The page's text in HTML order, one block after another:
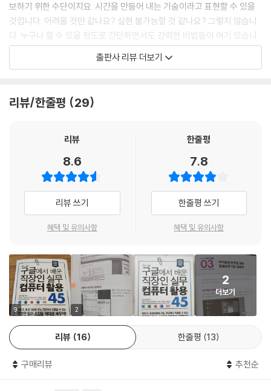
18 강력한 비밀번호 저장 및 관리 방법 · 83
_ 크롬에서 강력한 비밀번호 만들고 저장하기 · 83
_ 엣지에서 비밀번호 관리하기 · 86
[CHAPTER 4 지금 바로 사용할 수 있는 평생 테크닉]
_ A4 용지 1장에 모아서 인쇄하기 · 98
21 간편하게 이미지 처리하고 화면 캡처하기 · 101
_ 사진 프로그램으로 이미지 편집 및 보정하기 · 101
_ 손쉽게 화면 캡처하기 · 103
[CHAPTER 5 설득력 있는 파워포인트 슬라이드 만들기]
23 이해하기 쉬운 슬라이드를 만드는 7가지 원칙 · 109
24 글꼴은 크기, 굵기, 색으로 꾸미자 · 113
25 깔끔하게 정렬하고 충분한 여백을 두자 · 117
_ 스마트 가이드를 참고해 배치하기 · 117
_ 개체 정렬하기 · 118
보하기 위한 수단이지요. 시간을 만들어 내는 기술이라고 표현할 수 있을
것입니다. 어려울 것만 같나요? 실현 불가능할 것 같나요? 그렇지 않습니
다. 누구나 할 수 있을 정도로 간단하면서도 강력한 비법들이 여기 있습니
다. 워라밸을 실현하고, 일 잘하는 직장인이 될 수 있는, 쉽지만 확실한 45
가지 테크닉을 익혀 보세요!
컴퓨터를 실행한 후 사용하지도 않는 시작 프로그램을 닫고, 원하지 않는
성하던 중 마우스를 사용해야 해서 집중력이 떨어질 때가 있나요? 기본 설
단하게 해결할 수 있습니다. 사소하지만 기본적인 것부터 시작해서 깔끔한
작업 환경을 구축해 보세요.
2. 필요할 때 원하는 폴더나 파일을 찾을 수 있는 기적의 컴퓨터 정리법
1년 차, 2년 차, 3년 차! 근속 연수가 쌓일수록 업무 능력 향상보다는 컴퓨
일이 생기고, 매일 사용하는 문서 파일인데도 급하게 사용하려고 하면 보
이지 않는 마법 같은 일이 빈번하게 생깁니다. 윈도우에는 이런 우리를 위
해 다양한 장치가 마련되어 있습니다. 몰라서 못 쓰는 것이지요. 윈도우 기
본 기능과 효과적인 폴더 정리 방법으로 필요할 때 필요한 폴더, 필요한 파
일을 빠르게 찾을 수 있습니다.
3. 정보 수집 및 관리 능력을 10배 높여 주는 웹브라우저 활용법
같이 정보가 차고 넘치는 시대에 사용하기 더 없이 좋은 속담이라고 생각
출판사 리뷰 더보기
리뷰/한줄평 29
리뷰
8.6
리뷰 쓰기
혜택 및 유의사항
한줄평
7.8
한줄평 쓰기
혜택 및 유의사항
9 2
2
더보기
리뷰 16 한줄평 13
구매리뷰 추천순